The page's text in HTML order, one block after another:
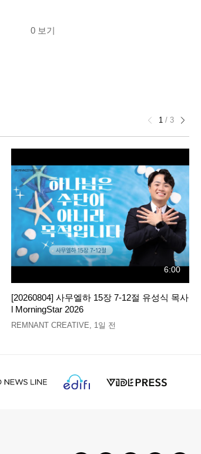
0 보기
1 / 3
6:00
[20260804] 사무엘하 15장 7-12절 유성식 목사
l MorningStar 2026
REMNANT CREATIVE 1일 전